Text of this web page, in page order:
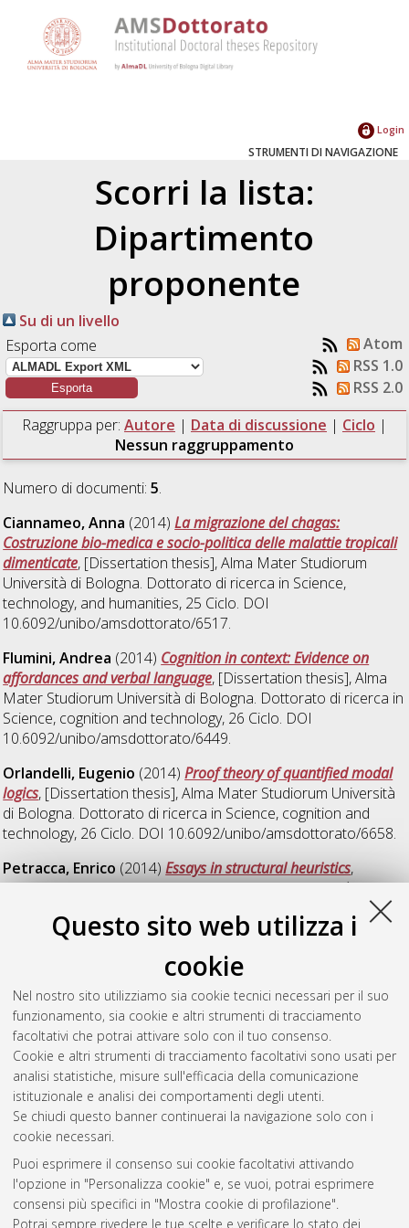
Questo sito web utilizza i
cookie
Nel nostro sito utilizziamo sia cookie tecnici necessari per il suo
funzionamento, sia cookie e altri strumenti di tracciamento
facoltativi che potrai attivare solo con il tuo consenso.
Cookie e altri strumenti di tracciamento facoltativi sono usati per
analisi statistiche, misure sull'efficacia della comunicazione
istituzionale e analisi dei comportamenti degli utenti.
Se chiudi questo banner continuerai la navigazione solo con i
cookie necessari.
Puoi esprimere il consenso sui cookie facoltativi attivando
l'opzione in "Personalizza cookie" e, se vuoi, potrai esprimere
consensi più specifici in "Mostra cookie di profilazione".
Potrai sempre rivedere le tue scelte e verificare lo stato dei
Login
STRUMENTI DI NAVIGAZIONE
Scorri la lista:
Dipartimento
proponente
Su di un livello
Esporta come
Atom
RSS 1.0
RSS 2.0
Raggruppa per: Autore | Data di discussione | Ciclo |
Nessun raggruppamento
Numero di documenti:5.
Ciannameo, Anna (2014)La migrazione del chagas:
Costruzione bio-medica e socio-politica delle malattie tropicali
dimenticate, [Dissertation thesis], Alma Mater Studiorum
Università di Bologna. Dottorato di ricerca in Science,
technology, and humanities, 25 Ciclo. DOI
10.6092/unibo/amsdottorato/6517.
Flumini, Andrea (2014) Cognition in context: Evidence on
affordances and verbal language, [Dissertation thesis], Alma
Mater Studiorum Università di Bologna. Dottorato di ricerca in
Science, cognition and technology, 26 Ciclo. DOI
10.6092/unibo/amsdottorato/6449.
Orlandelli, Eugenio (2014)Proof theory of quantified modal
logics, [Dissertation thesis], Alma Mater Studiorum Università
di Bologna. Dottorato di ricerca in Science, cognition and
technology, 26 Ciclo. DOI 10.6092/unibo/amsdottorato/6658.
Petracca, Enrico (2014)Essays in structural heuristics,
[Dissertation thesis], Alma Mater Studiorum Università di
technology, 26 Ciclo. DOI 10.6092/unibo/amsdottorato/6284.
In campo. Il ruolo pubblico
, [Dissertation thesis], Alma Mater Studiorum
Università di Bologna. Dottorato di ricerca inScience,
cognition and technology, 26 Ciclo. DOI
10.6092/unibo/amsdottorato/6581.
Questa lista e' stata generata ilFri Aug 7 20:49:32 2026 CEST
Atom
Rss 1.0
Rss 2.0